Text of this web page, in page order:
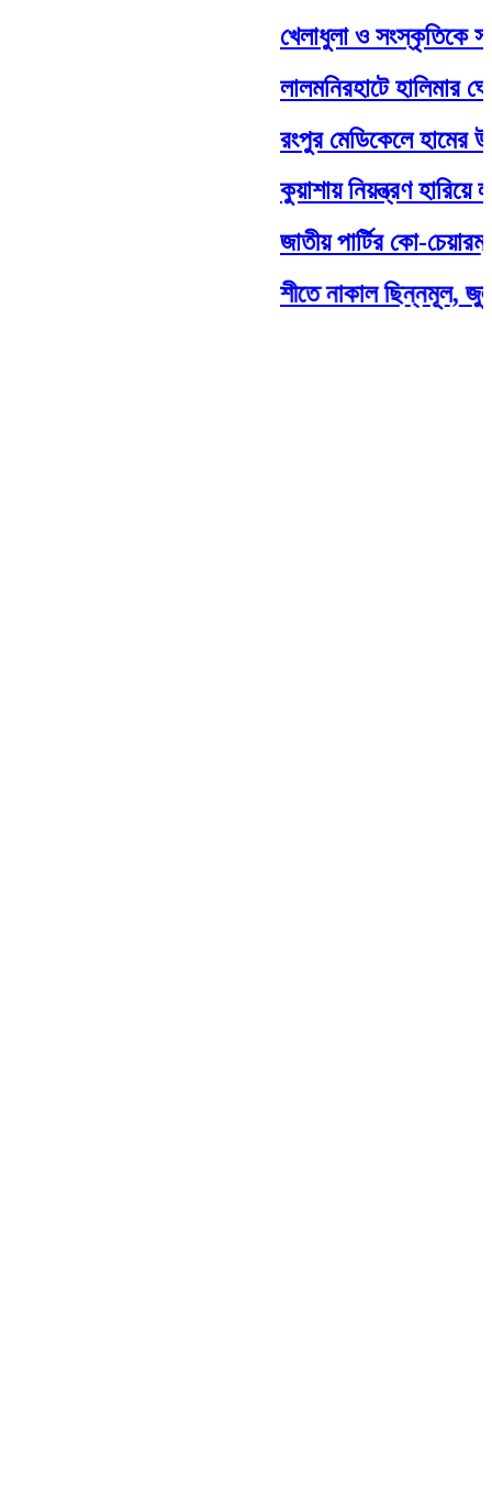
খেলাধুলা ও সংস্কৃতিকে
লালমনিরহাটে হালিমার
রংপুর মেডিকেলে হামের
কুয়াশায় নিয়ন্ত্রণ হারিয়ে
জাতীয় পার্টির কো-
শীতে নাকাল ছিন্নমূল,